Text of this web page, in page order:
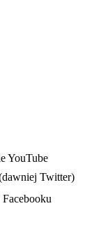
YouTube
Twitter)